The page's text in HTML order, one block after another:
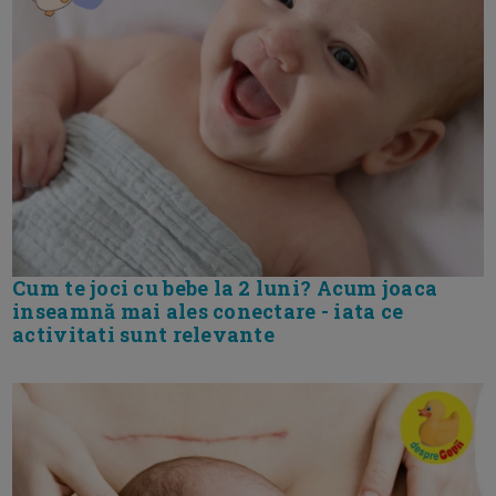
Cum te joci cu bebe la 2 luni? Acum joaca
inseamnă mai ales conectare - iata ce
activitati sunt relevante